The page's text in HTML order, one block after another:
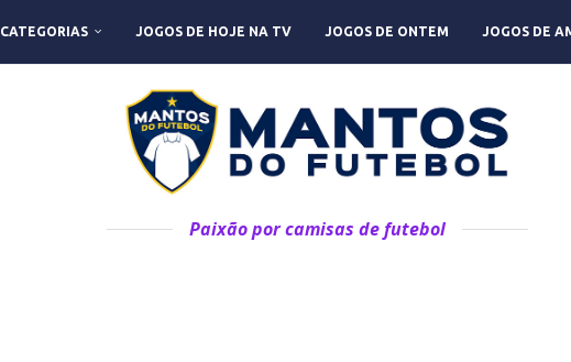
CATEGORIAS JOGOS DE HOJE NA TV JOGOS DE ONTEM JOGOS DE
Paixão por camisas de futebol